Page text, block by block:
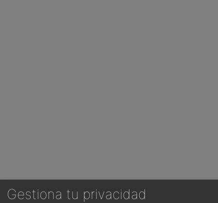
Gestiona tu privacidad